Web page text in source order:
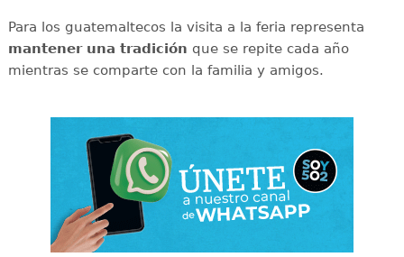
Para los guatemaltecos la visita a la feria representa
mantener una tradición que se repite cada año
mientras se comparte con la familia y amigos.